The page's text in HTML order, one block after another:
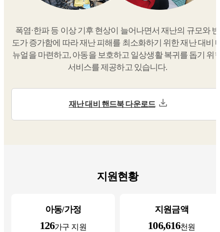
폭염·한파 등 이상 기후 현상이 늘어나면서 재난의 규모와 빈
도가 증가함에 따라 재난 피해를 최소화하기 위한 재난 대비
뉴얼을 마련하고, 아동을 보호하고 일상생활 복귀를 돕기 위
서비스를 제공하고 있습니다.
재난 대비 핸드북 다운로드
지원현황
아동/가정
126가구 지원
지원금액
106,616천원